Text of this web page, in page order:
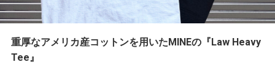
重厚なアメリカ産コットンを用いたMINEの『Law Heavy
Tee』